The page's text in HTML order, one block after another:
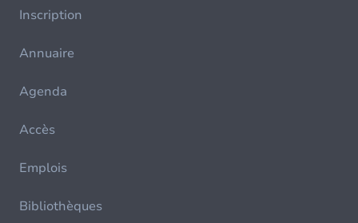
Inscription
Annuaire
Agenda
Accès
Emplois
Bibliothèques